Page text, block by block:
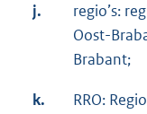
j.
regio’s:
Oost-
Brabant;
k.
RRO: